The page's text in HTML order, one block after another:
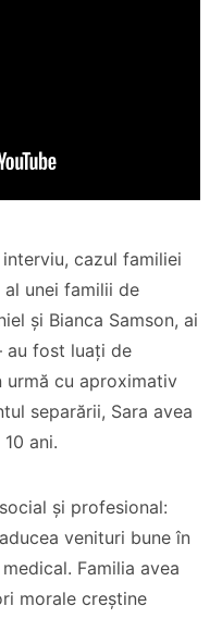
cazul familiei
unei familii de
și Bianca Samson, ai
fost luați de
urmă cu aproximativ
separării, Sara avea
ani.
și profesional:
venituri bune în
Familia avea
morale creștine